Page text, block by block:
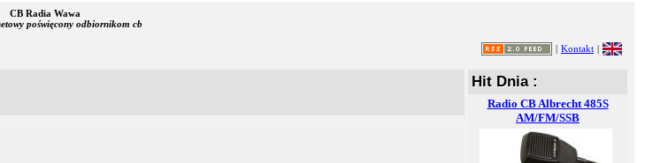
CB Radia Wawa
poświęcony odbiornikom cb
| Kontakt |
Hit Dnia :
Radio CB Albrecht 485S
AM/FM/SSB